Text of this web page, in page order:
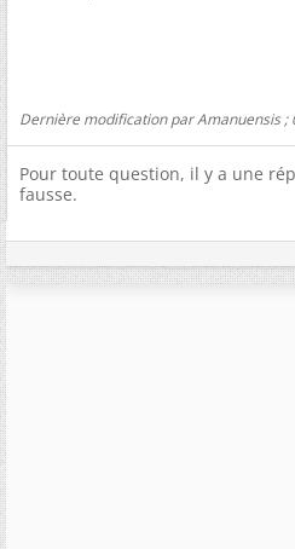
Dernière modification par Amanuensis ;
Pour toute question, il y a une
fausse.